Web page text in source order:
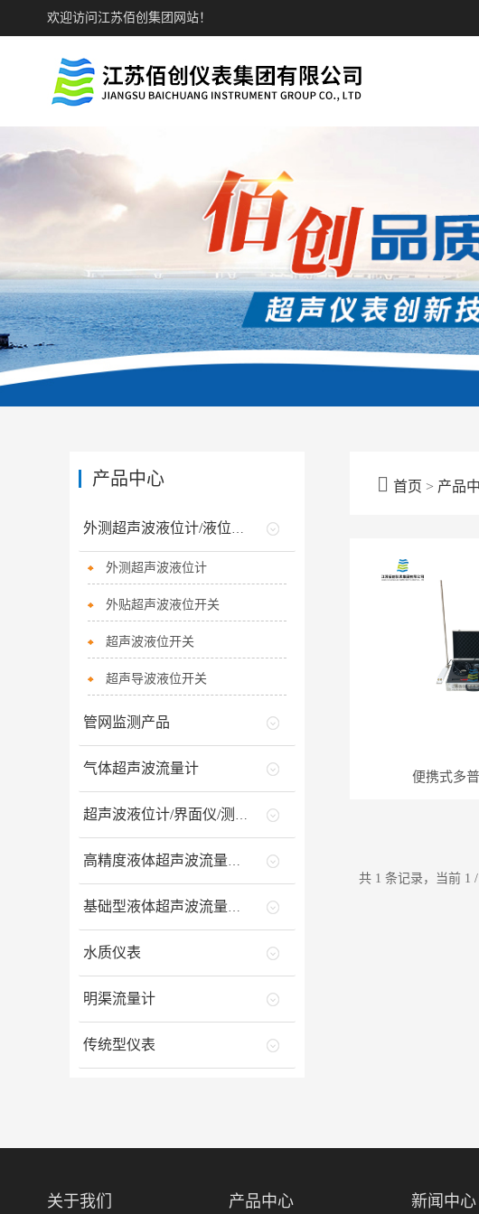
欢迎访问江苏佰创集团网站！
 首页 > 产品
便携式多
共 1 条记录，当前 1 /
产品中心
外测超声波液位计/液位开关
外测超声波液位计
外贴超声波液位开关
超声波液位开关
超声导波液位开关
管网监测产品
气体超声波流量计
超声波液位计/界面仪/测深仪
高精度液体超声波流量计/能量计
基础型液体超声波流量计/能量计
水质仪表
明渠流量计
传统型仪表
关于我们 产品中心 新闻中心